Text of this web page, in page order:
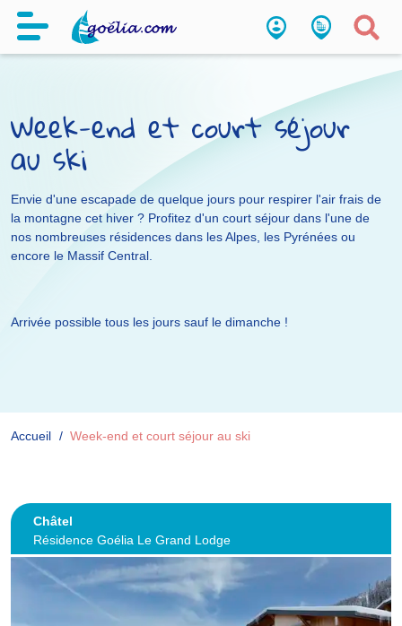
Week-end et court séjour
au ski
Envie d'une escapade de quelque jours pour respirer l'air frais de
la montagne cet hiver ? Profitez d'un court séjour dans l'une de
nos nombreuses résidences dans les Alpes, les Pyrénées ou
encore le Massif Central.
Arrivée possible tous les jours sauf le dimanche !
Accueil Week-end et court séjour au ski
Châtel
Résidence Goélia Le Grand Lodge